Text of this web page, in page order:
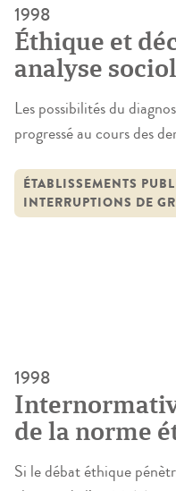
1998
Éthique et
analyse
juridique du
« Comité de
département
obstétrique
Les possibilités du
progressé au cours des
“médicales” de
(malformation ou
techniques concernent
ÉTABLISSEMENTS
INTERRUPTIONS DE
1998
de la norme
biomédicale
Si le débat éthique